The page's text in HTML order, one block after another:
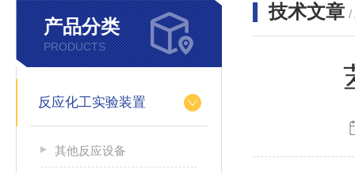
产品分类
PRODUCTS
反应化工实验装置
其他反应设备
技术文章 /